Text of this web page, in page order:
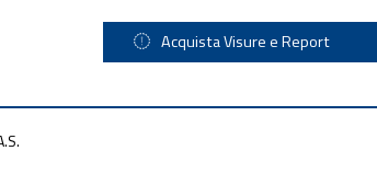
Acquista Visure e Report